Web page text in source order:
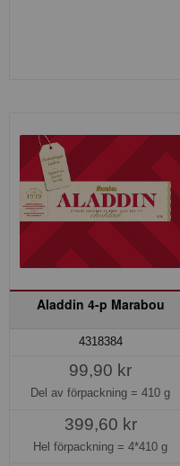
Aladdin 4-p Marabou
4318384
99,90 kr
Del av förpackning = 410 g
399,60 kr
Hel förpackning = 4*410 g